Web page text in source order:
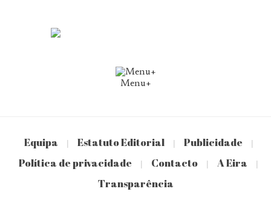
Menu+
Equipa | Estatuto Editorial | Publicidade |
Política de privacidade | Contacto | A Eira |
Transparência